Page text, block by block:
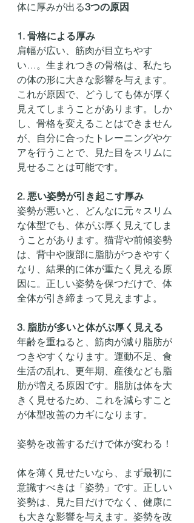
体に厚みが出る3つの原因
1. 骨格による厚み
肩幅が広い、筋肉が目立ちやす
い…。生まれつきの骨格は、私たち
の体の形に大きな影響を与えます。
これが原因で、どうしても体が厚く
見えてしまうことがあります。しか
し、骨格を変えることはできません
が、自分に合ったトレーニングやケ
アを行うことで、見た目をスリムに
見せることは可能です。
2. 悪い姿勢が引き起こす厚み
姿勢が悪いと、どんなに元々スリム
な体型でも、体がぶ厚く見えてしま
うことがあります。猫背や前傾姿勢
は、背中や腹部に脂肪がつきやすく
なり、結果的に体が重たく見える原
因に。正しい姿勢を保つだけで、体
全体が引き締まって見えますよ。
3. 脂肪が多いと体がぶ厚く見える
年齢を重ねると、筋肉が減り脂肪が
つきやすくなります。運動不足、食
生活の乱れ、更年期、産後なども脂
肪が増える原因です。脂肪は体を大
きく見せるため、これを減らすこと
が体型改善のカギになります。
姿勢を改善するだけで体が変わる！
体を薄く見せたいなら、まず最初に
意識すべきは「姿勢」です。正しい
姿勢は、見た目だけでなく、健康に
も大きな影響を与えます。姿勢を改